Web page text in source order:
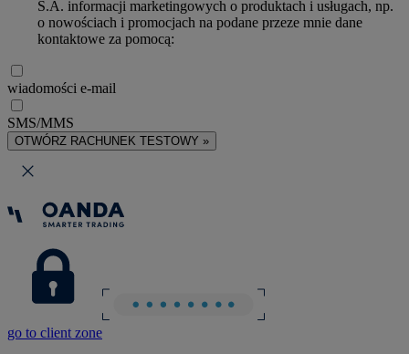
S.A. informacji marketingowych o produktach i usługach, np.
o nowościach i promocjach na podane przeze mnie dane
kontaktowe za pomocą:
wiadomości e-mail
SMS/MMS
OTWÓRZ RACHUNEK TESTOWY »
go to client zone